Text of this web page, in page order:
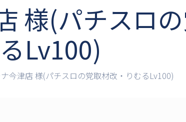
様(パチスロ
Lv100)
ナ今津店 様(パチスロの党取材改・りむるLv100)